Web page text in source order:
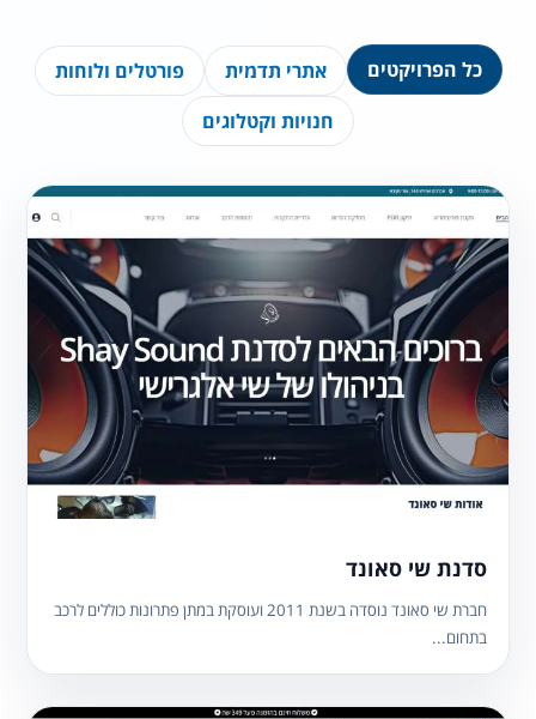
כל הפרויקטים אתרי תדמית
פורטלים ולוחות
חנויות וקטלוגים
סדנת שי סאונד
חברת שי סאונד נוסדה בשנת 2011 ועוסקת במתן פתרונות כוללים לרכב
בתחום...